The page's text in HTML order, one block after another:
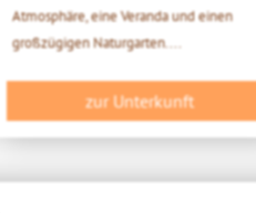
Atmosphäre, eine Veranda und einen
großzügigen Naturgarten....
zur Unterkunft